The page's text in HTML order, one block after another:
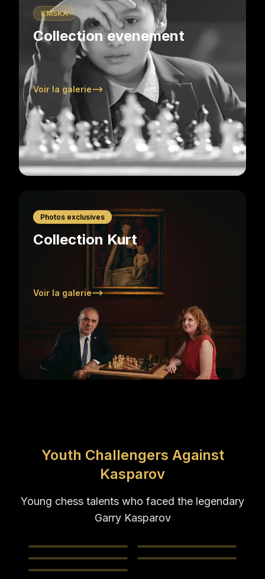
KMSKA
Collection evenement
Voir la galerie
Photos exclusives
Collection Kurt
Voir la galerie
Youth Challengers Against
Kasparov
Young chess talents who faced the legendary
Garry Kasparov